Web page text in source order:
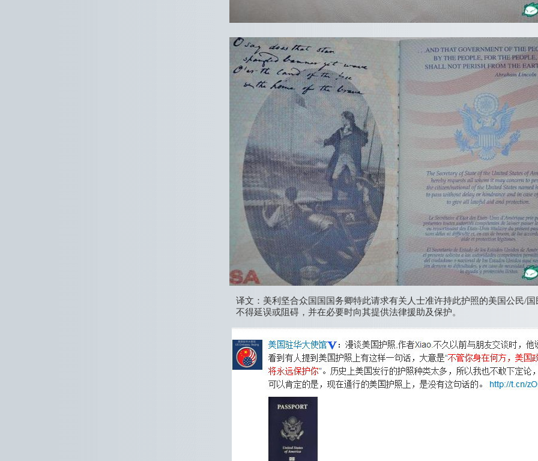
译文：美利坚合众国国国务卿特此请求有关人士准许持此护照的美国公民/国
不得延误或阻碍，并在必要时向其提供法律援助及保护。